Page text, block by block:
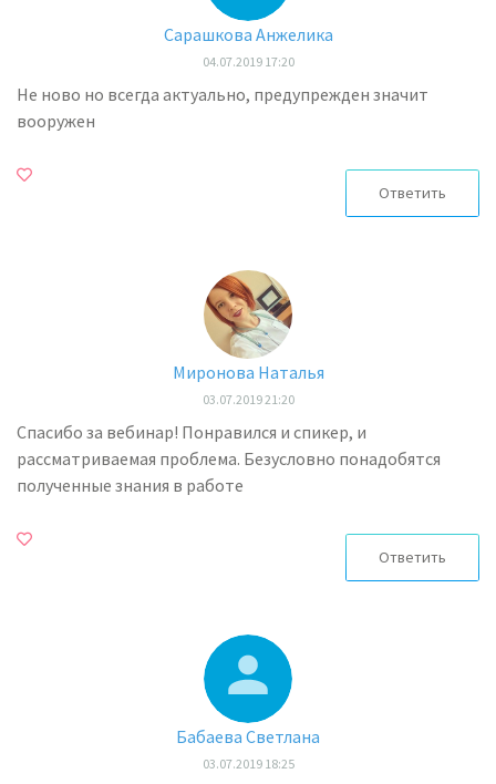
Сарашкова Анжелика
04.07.2019 17:20
Не ново но всегда актуально, предупрежден значит
вооружен
Ответить
Миронова Наталья
03.07.2019 21:20
Спасибо за вебинар! Понравился и спикер, и
рассматриваемая проблема. Безусловно понадобятся
полученные знания в работе
Ответить
Бабаева Светлана
03.07.2019 18:25